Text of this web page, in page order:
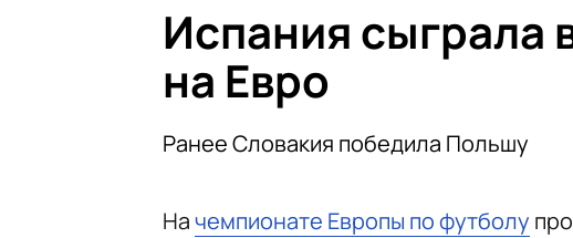
Испания сыграла
на Евро
Ранее Словакия победила Польшу
Начемпионате Европы по футболу